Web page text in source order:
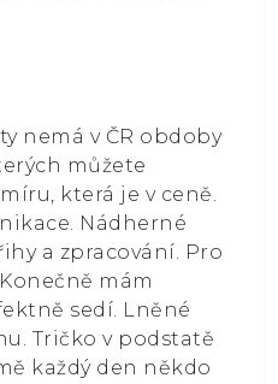
5 z 5 hvězdiček.
nemá v ČR obdoby
můžete
která je v ceně.
Nádherné
a zpracování. Pro
mám
sedí. Lněné
Tričko v podstatě
každý den někdo